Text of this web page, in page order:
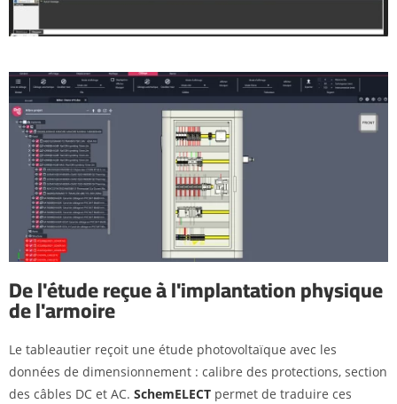
De l'étude reçue à l'implantation physique
de l'armoire
Le tableautier reçoit une étude photovoltaïque avec les
données de dimensionnement : calibre des protections, section
des câbles DC et AC. SchemELECT permet de traduire ces